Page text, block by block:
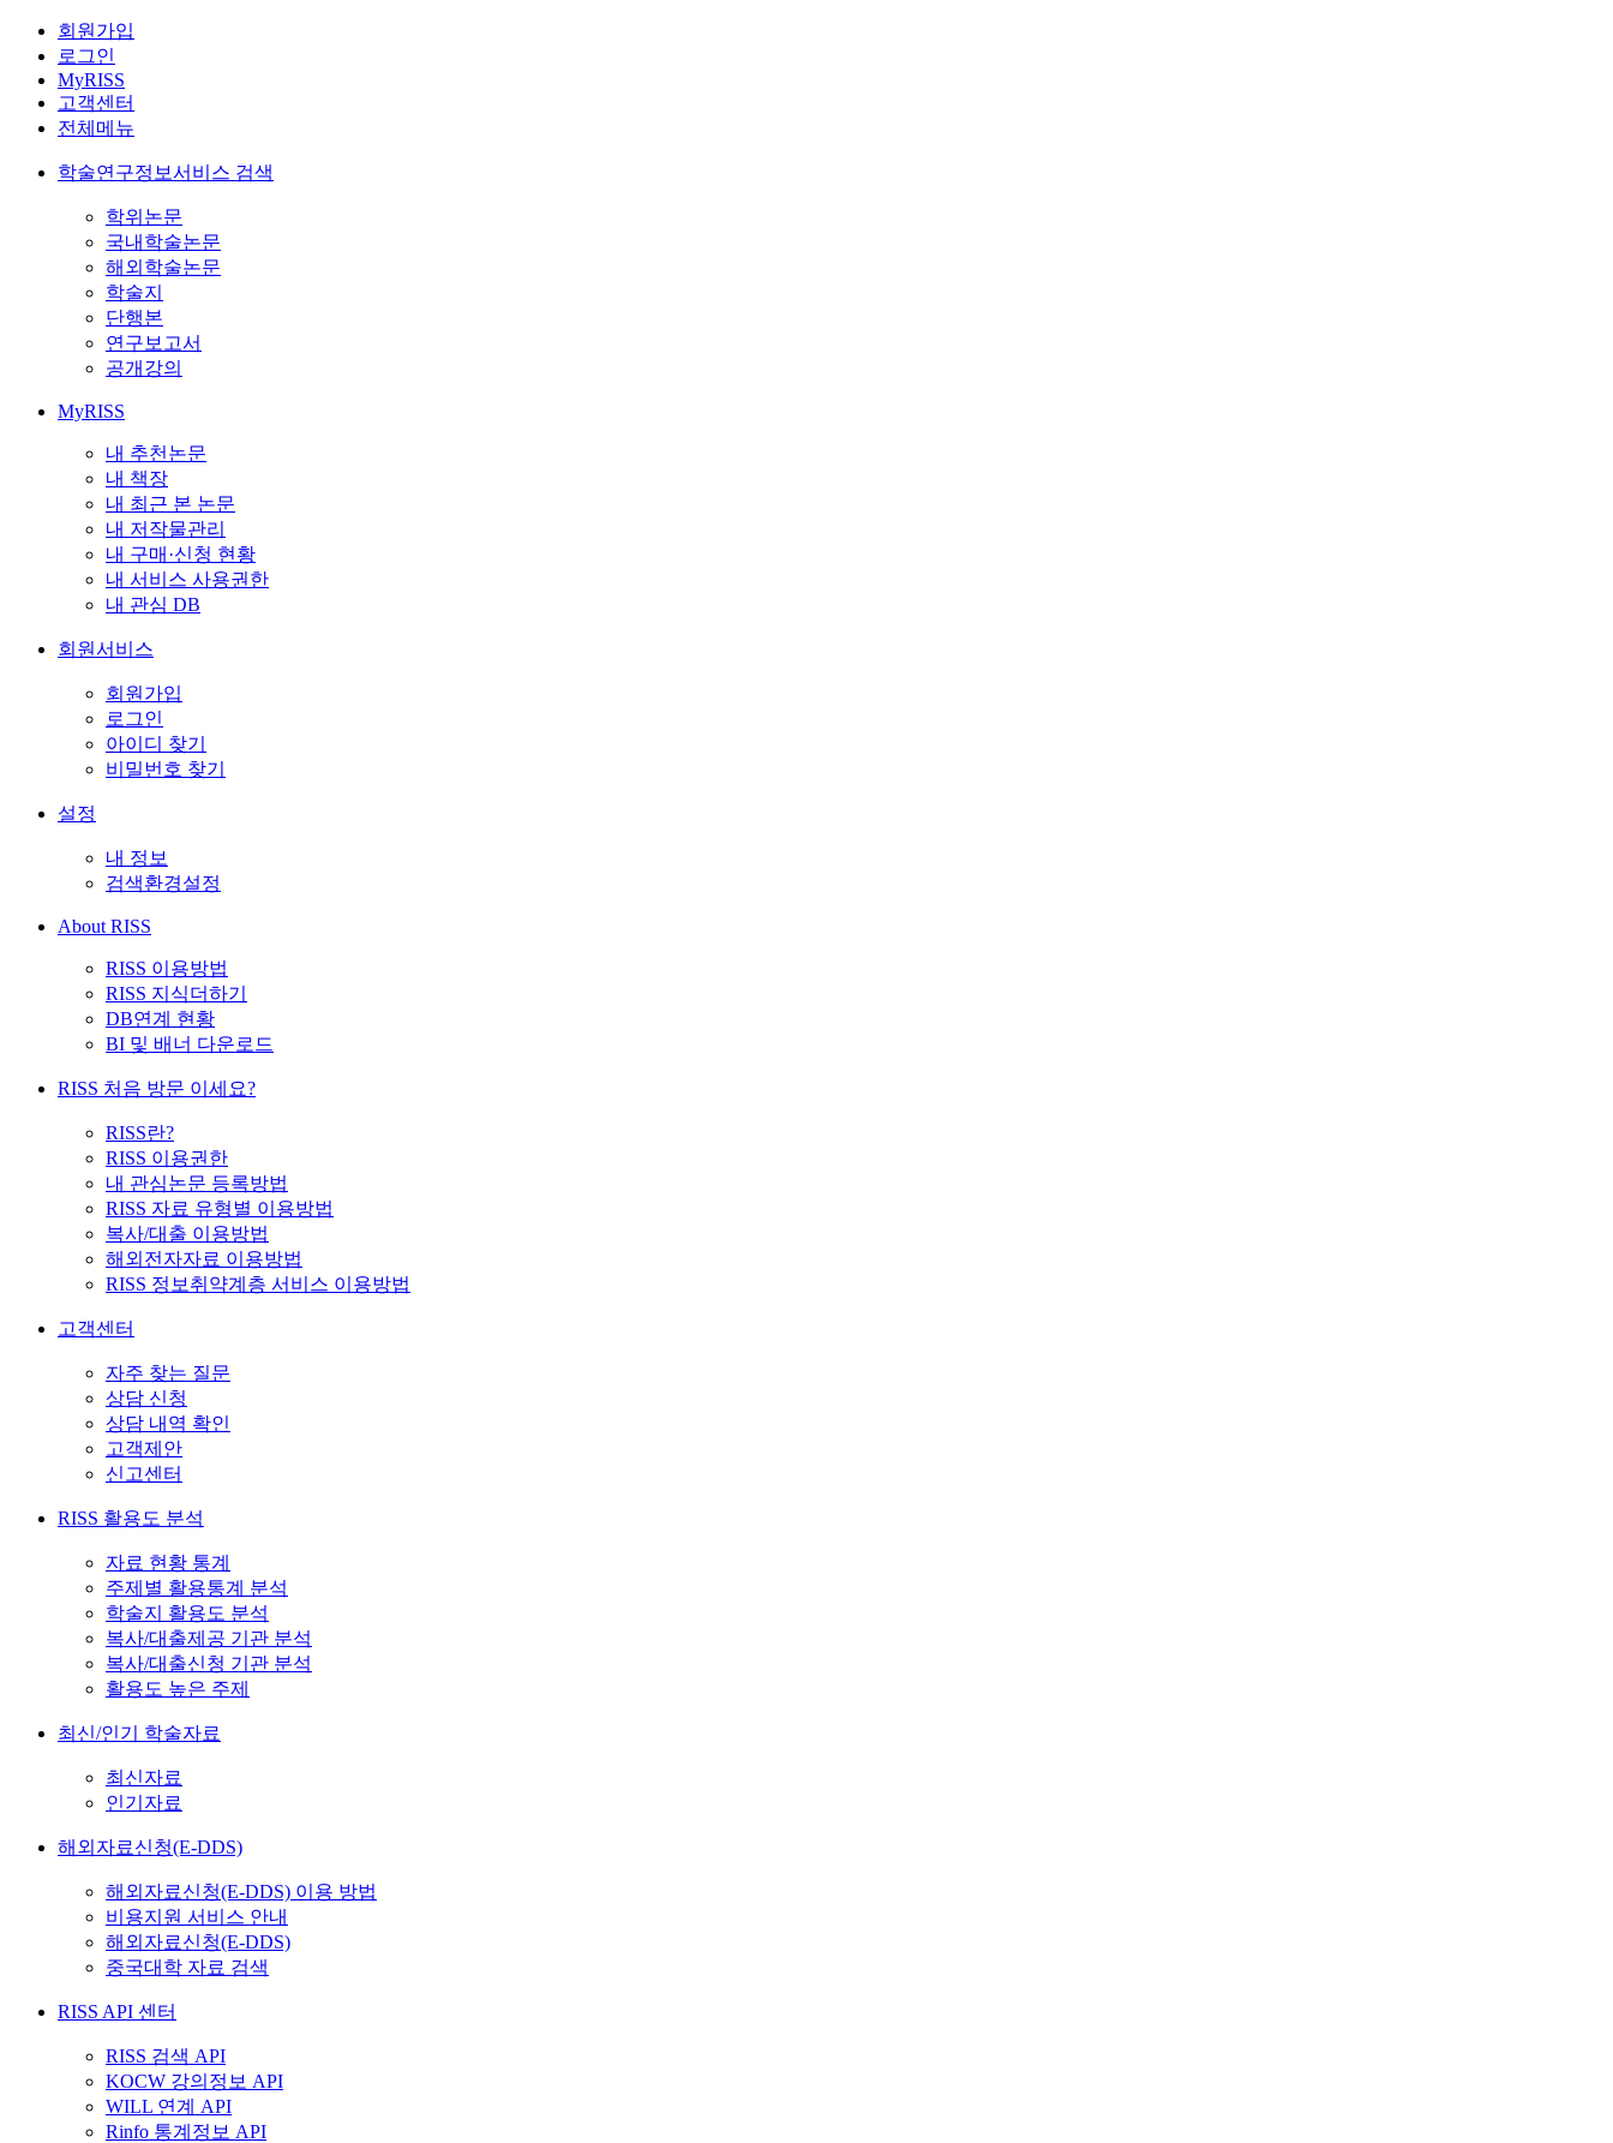
회원가입
로그인
MyRISS
고객센터
전체메뉴
학술연구정보서비스 검색
학위논문
국내학술논문
해외학술논문
학술지
단행본
연구보고서
공개강의
MyRISS
내 추천논문
내 책장
내 최근 본 논문
내 저작물관리
내 구매·신청 현황
내 서비스 사용권한
내 관심 DB
회원서비스
회원가입
로그인
아이디 찾기
비밀번호 찾기
설정
내 정보
검색환경설정
About RISS
RISS 이용방법
RISS 지식더하기
DB연계 현황
BI 및 배너 다운로드
RISS 처음 방문 이세요?
RISS란?
RISS 이용권한
내 관심논문 등록방법
RISS 자료 유형별 이용방법
복사/대출 이용방법
해외전자자료 이용방법
RISS 정보취약계층 서비스 이용방법
고객센터
자주 찾는 질문
상담 신청
상담 내역 확인
고객제안
신고센터
RISS 활용도 분석
자료 현황 통계
주제별 활용통계 분석
학술지 활용도 분석
복사/대출제공 기관 분석
복사/대출신청 기관 분석
활용도 높은 주제
최신/인기 학술자료
최신자료
인기자료
해외자료신청(E-DDS)
해외자료신청(E-DDS) 이용 방법
비용지원 서비스 안내
해외자료신청(E-DDS)
중국대학 자료 검색
RISS API 센터
RISS 검색 API
KOCW 강의정보 API
WILL 연계 API
Rinfo 통계정보 API